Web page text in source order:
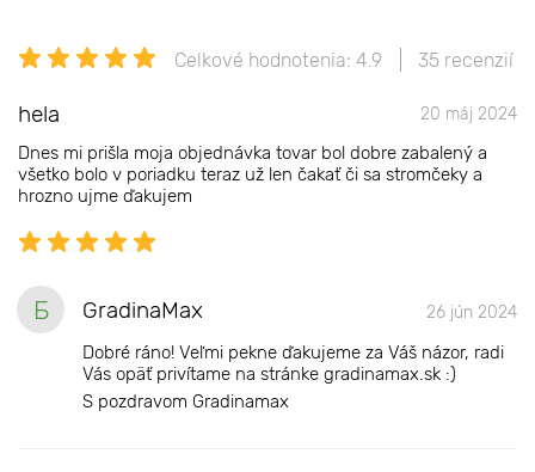
Celkové hodnotenia: 4.9 35 recenzií
hela 20 máj 2024
Dnes mi prišla moja objednávka tovar bol dobre zabalený a
všetko bolo v poriadku teraz už len čakať či sa stromčeky a
hrozno ujme ďakujem
Б GradinaMax 26 jún 2024
Dobré ráno! Veľmi pekne ďakujeme za Váš názor, radi
Vás opäť privítame na stránke gradinamax.sk :)
S pozdravom Gradinamax